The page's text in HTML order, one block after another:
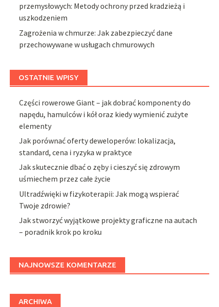
przemysłowych: Metody ochrony przed kradzieżą i
uszkodzeniem
Zagrożenia w chmurze: Jak zabezpieczyć dane
przechowywane w usługach chmurowych
OSTATNIE WPISY
Części rowerowe Giant – jak dobrać komponenty do
napędu, hamulców i kół oraz kiedy wymienić zużyte
elementy
Jak porównać oferty deweloperów: lokalizacja,
standard, cena i ryzyka w praktyce
Jak skutecznie dbać o zęby i cieszyć się zdrowym
uśmiechem przez całe życie
Ultradźwięki w fizykoterapii: Jak mogą wspierać
Twoje zdrowie?
Jak stworzyć wyjątkowe projekty graficzne na autach
– poradnik krok po kroku
NAJNOWSZE KOMENTARZE
ARCHIWA